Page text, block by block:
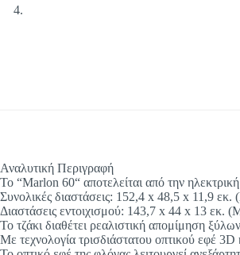
Αναλυτική Περιγραφή
To “Marlon 60“ αποτελείται από την
Συνολικές διαστάσεις: 152,4 x 48,5 x 11,9
Διαστάσεις εντοιχισμού: 143,7 x 44 x 13
Το τζάκι διαθέτει ρεαλιστική απομίμηση
Με τεχνολογία τρισδιάστατου οπτικού εφέ 3D